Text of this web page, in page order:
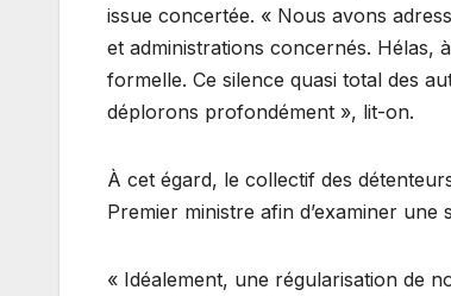
issue concertée. « Nous avons
et administrations concernés. Hélas,
formelle. Ce silence quasi total des
déplorons profondément », lit-on.
À cet égard, le collectif des
Premier ministre afin d’examiner
« Idéalement, une régularisation de